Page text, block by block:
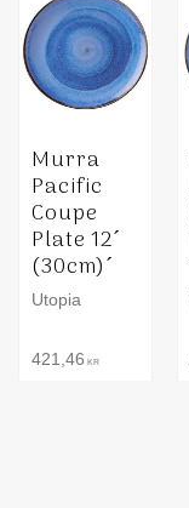
Murra
Pacific
Coupe
Plate 12´
(30cm)´
Utopia
421,46 KR